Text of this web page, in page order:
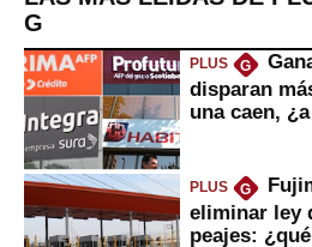
G
PLUS G
disparan
una caen,
PLUS G
eliminar ley
peajes: